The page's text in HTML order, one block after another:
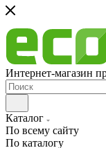
Интернет-магазин
Каталог
По всему сайту
По каталогу